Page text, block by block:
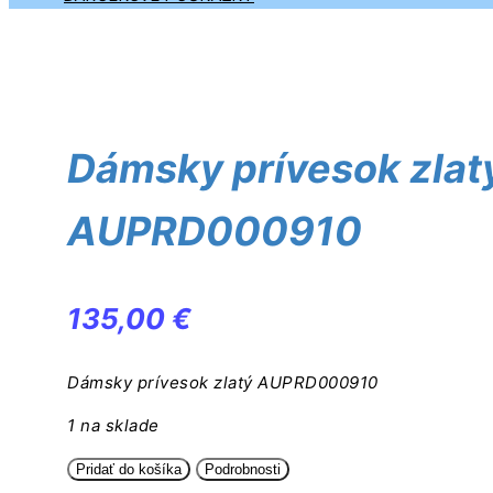
Dámsky prívesok
AUPRD000910
135,00 €
Dámsky prívesok zlatý AUPRD000910
1 na sklade
množstvo
Pridať do košíka Podrobnosti